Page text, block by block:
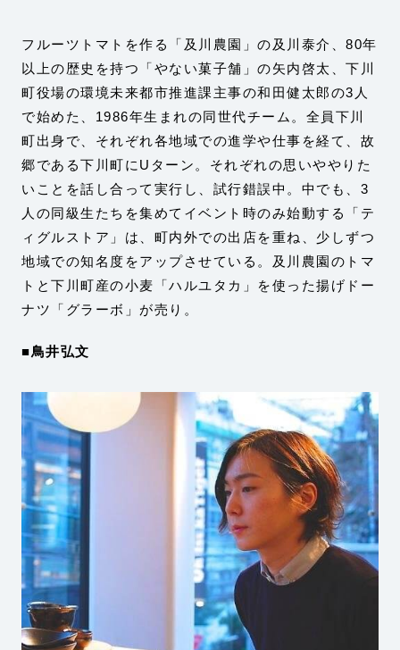
フルーツトマトを作る「及川農園」の及川泰介、80年
以上の歴史を持つ「やない菓子舗」の矢内啓太、下川
町役場の環境未来都市推進課主事の和田健太郎の3人
で始めた、1986年生まれの同世代チーム。全員下川
町出身で、それぞれ各地域での進学や仕事を経て、故
郷である下川町にUターン。それぞれの思いややりた
いことを話し合って実行し、試行錯誤中。中でも、3
人の同級生たちを集めてイベント時のみ始動する「テ
ィグルストア」は、町内外での出店を重ね、少しずつ
地域での知名度をアップさせている。及川農園のトマ
トと下川町産の小麦「ハルユタカ」を使った揚げドー
ナツ「グラーボ」が売り。
■鳥井弘文